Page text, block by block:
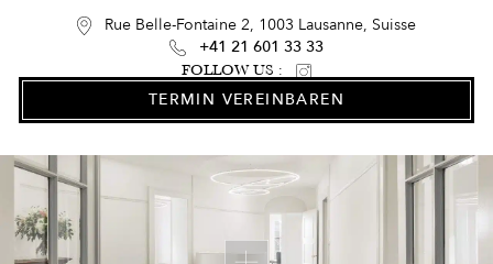
Rue Belle-Fontaine 2, 1003 Lausanne, Suisse
+41 21 601 33 33
FOLLOW US :
TERMIN VEREINBAREN